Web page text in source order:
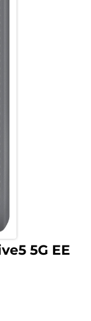
5G EE